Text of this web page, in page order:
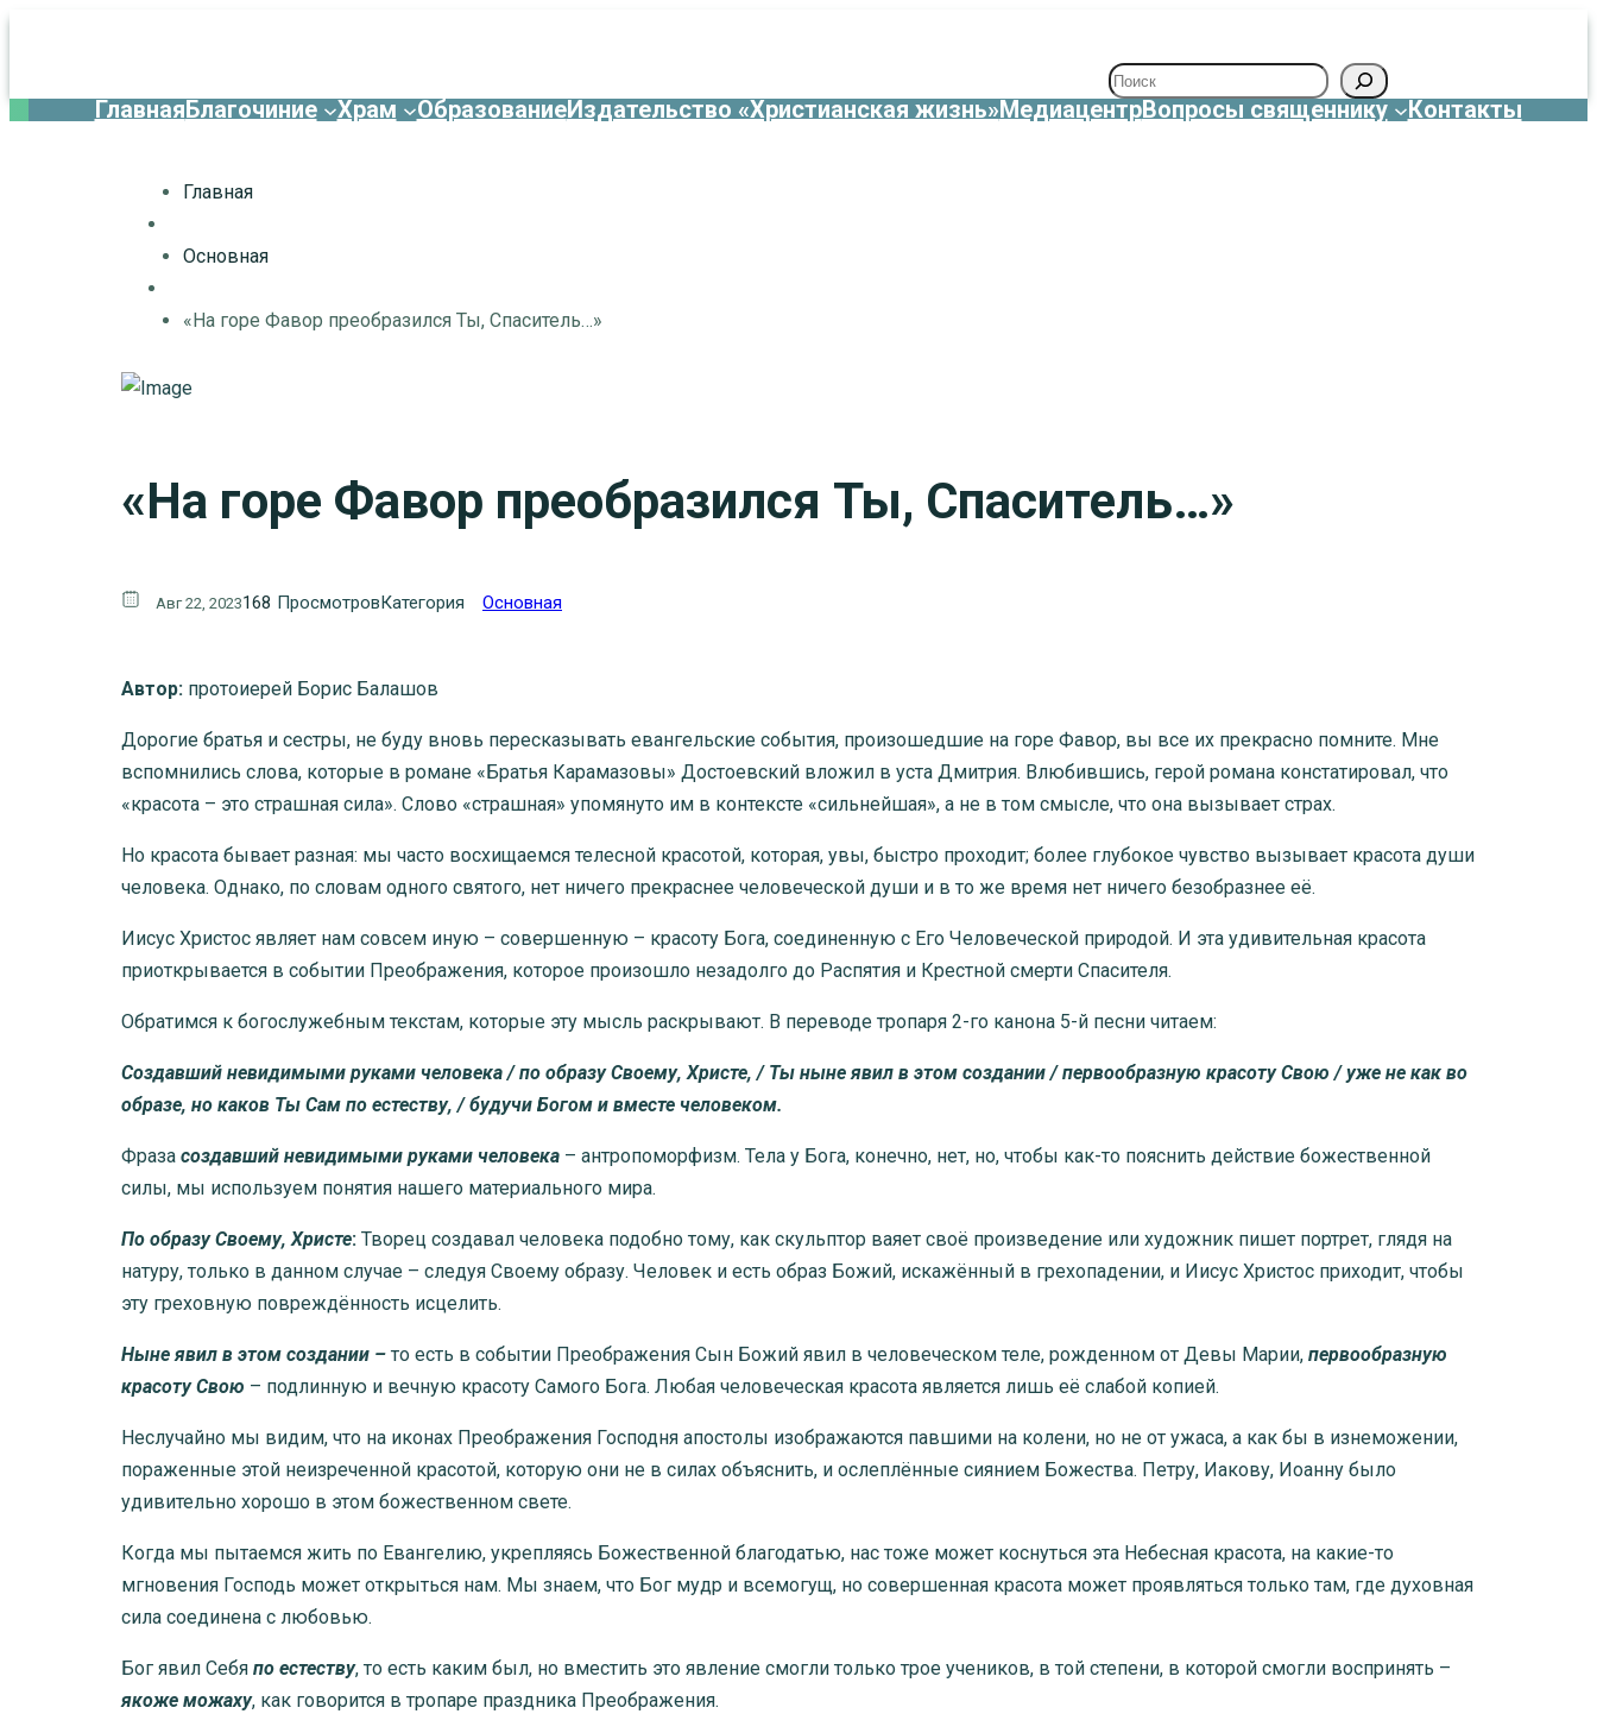
Поиск
ГлавнаяБлагочиние Храм ОбразованиеИздательство «Христианская жизнь»МедиацентрВопросы священнику Контакты
Главная
Основная
«На горе Фавор преобразился Ты, Спаситель…»
«На горе Фавор преобразился Ты, Спаситель…»
Авг 22, 2023168 ПросмотровКатегория Основная
Автор: протоиерей Борис Балашов
Дорогие братья и сестры, не буду вновь пересказывать евангельские события, произошедшие на горе Фавор, вы все их прекрасно помните. Мне
вспомнились слова, которые в романе «Братья Карамазовы» Достоевский вложил в уста Дмитрия. Влюбившись, герой романа констатировал, что
«красота – это страшная сила». Слово «страшная» упомянуто им в контексте «сильнейшая», а не в том смысле, что она вызывает страх.
Но красота бывает разная: мы часто восхищаемся телесной красотой, которая, увы, быстро проходит; более глубокое чувство вызывает красота души
человека. Однако, по словам одного святого, нет ничего прекраснее человеческой души и в то же время нет ничего безобразнее её.
Иисус Христос являет нам совсем иную – совершенную – красоту Бога, соединенную с Его Человеческой природой. И эта удивительная красота
приоткрывается в событии Преображения, которое произошло незадолго до Распятия и Крестной смерти Спасителя.
Обратимся к богослужебным текстам, которые эту мысль раскрывают. В переводе тропаря 2-го канона 5-й песни читаем:
Создавший невидимыми руками человека / по образу Своему, Христе, / Ты ныне явил в этом создании / первообразную красоту Свою / уже не как во
образе, но каков Ты Сам по естеству, / будучи Богом и вместе человеком.
Фраза создавший невидимыми руками человека – антропоморфизм. Тела у Бога, конечно, нет, но, чтобы как-то пояснить действие божественной
силы, мы используем понятия нашего материального мира.
По образу Своему, Христе: Творец создавал человека подобно тому, как скульптор ваяет своё произведение или художник пишет портрет, глядя на
натуру, только в данном случае – следуя Своему образу. Человек и есть образ Божий, искажённый в грехопадении, и Иисус Христос приходит, чтобы
эту греховную повреждённость исцелить.
Ныне явил в этом создании – то есть в событии Преображения Сын Божий явил в человеческом теле, рожденном от Девы Марии, первообразную
красоту Свою – подлинную и вечную красоту Самого Бога. Любая человеческая красота является лишь её слабой копией.
Неслучайно мы видим, что на иконах Преображения Господня апостолы изображаются павшими на колени, но не от ужаса, а как бы в изнеможении,
пораженные этой неизреченной красотой, которую они не в силах объяснить, и ослеплённые сиянием Божества. Петру, Иакову, Иоанну было
удивительно хорошо в этом божественном свете.
Когда мы пытаемся жить по Евангелию, укрепляясь Божественной благодатью, нас тоже может коснуться эта Небесная красота, на какие-то
мгновения Господь может открыться нам. Мы знаем, что Бог мудр и всемогущ, но совершенная красота может проявляться только там, где духовная
сила соединена с любовью.
Бог явил Себя по естеству, то есть каким был, но вместить это явление смогли только трое учеников, в той степени, в которой смогли воспринять –
якоже можаху, как говорится в тропаре праздника Преображения.